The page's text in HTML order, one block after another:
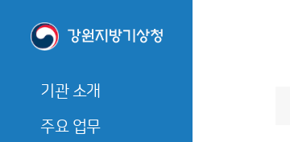
기관 소개
기관장 소개
주요 업무